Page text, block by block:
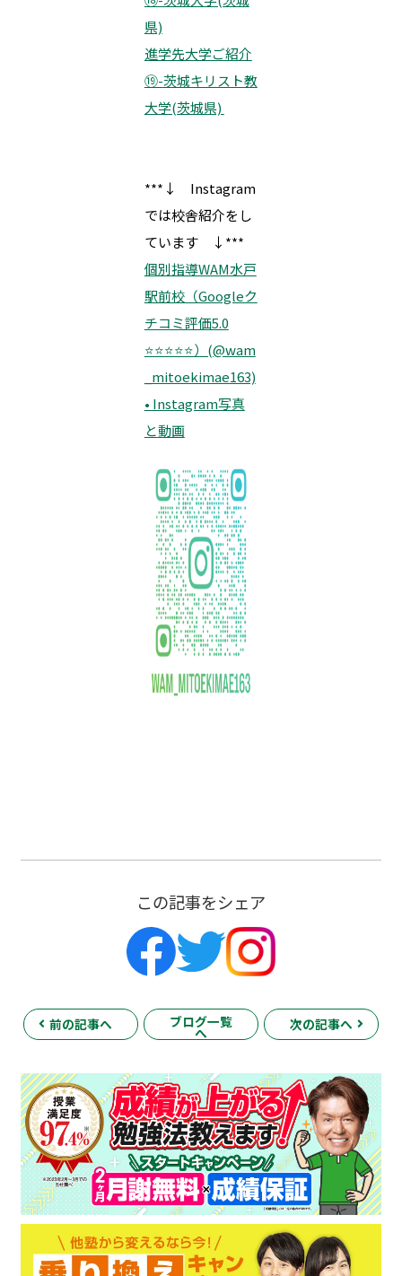
県)
進学先大学ご紹介
⑲-茨城キリスト教
大学(茨城県)
***↓ Instagram
では校舎紹介をし
ています ↓***
個別指導WAM水戸
駅前校（Googleク
チコミ評価5.0
⭐️⭐️⭐️⭐️⭐️）(@wam
_mitoekimae163)
• Instagram写真
と動画
この記事をシェア
前の記事へ ブログ一覧
へ
次の記事へ